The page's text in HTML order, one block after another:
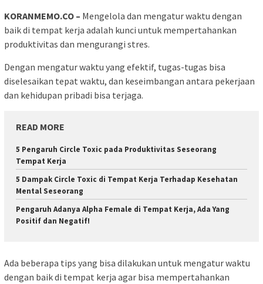
KORANMEMO.CO – Mengelola dan mengatur waktu dengan
baik di tempat kerja adalah kunci untuk mempertahankan
produktivitas dan mengurangi stres.
Dengan mengatur waktu yang efektif, tugas-tugas bisa
diselesaikan tepat waktu, dan keseimbangan antara pekerjaan
dan kehidupan pribadi bisa terjaga.
READ MORE
5 Pengaruh Circle Toxic pada Produktivitas Seseorang
Tempat Kerja
5 Dampak Circle Toxic di Tempat Kerja Terhadap Kesehatan
Mental Seseorang
Pengaruh Adanya Alpha Female di Tempat Kerja, Ada Yang
Positif dan Negatif!
Ada beberapa tips yang bisa dilakukan untuk mengatur waktu
dengan baik di tempat kerja agar bisa mempertahankan